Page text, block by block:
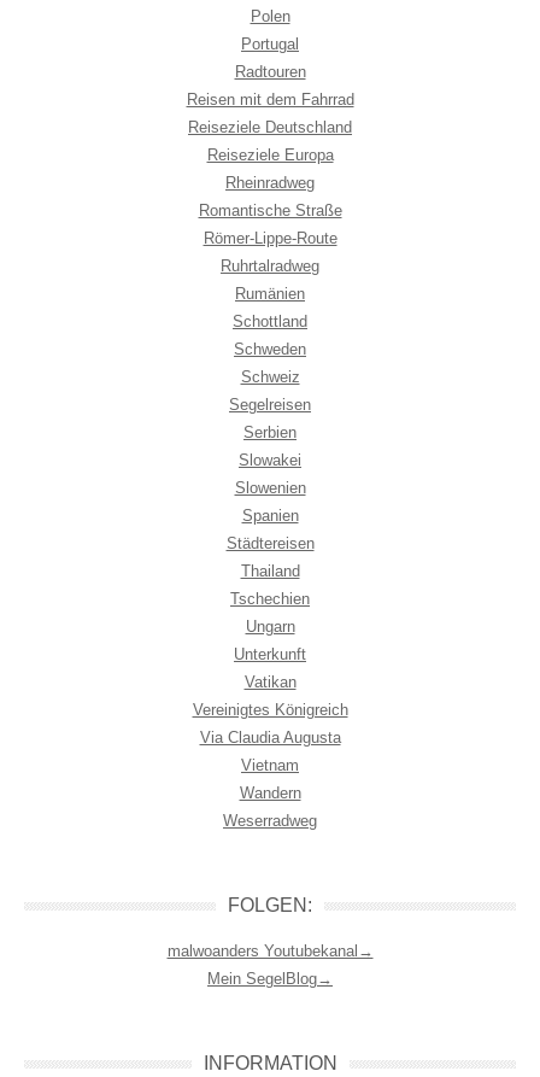
Polen
Portugal
Radtouren
Reisen mit dem Fahrrad
Reiseziele Deutschland
Reiseziele Europa
Rheinradweg
Romantische Straße
Römer-Lippe-Route
Ruhrtalradweg
Rumänien
Schottland
Schweden
Schweiz
Segelreisen
Serbien
Slowakei
Slowenien
Spanien
Städtereisen
Thailand
Tschechien
Ungarn
Unterkunft
Vatikan
Vereinigtes Königreich
Via Claudia Augusta
Vietnam
Wandern
Weserradweg
FOLGEN:
malwoanders Youtubekanal→
Mein SegelBlog→
INFORMATION